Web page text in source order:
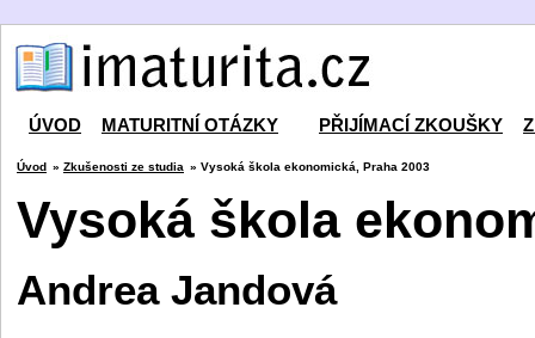
ÚVOD MATURITNÍ OTÁZKY PŘIJÍMACÍ ZKOUŠKY
Úvod » Zkušenosti ze studia » Vysoká škola ekonomická, Praha 2003
Vysoká škola
Andrea Jandová